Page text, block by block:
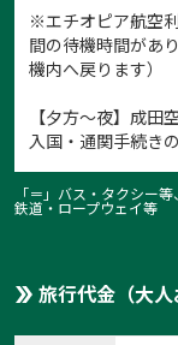
※エチオピア航空
間の待機時間があ
機内へ戻ります）
【夕方～夜】成田
入国・通関手続き
「＝」バス・タクシー
鉄道・ロープウェイ等
旅行代金（大